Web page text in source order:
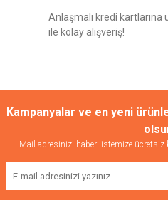
Anlaşmalı kredi
ile kolay alışveriş!
Kampanyalar ve en yeni
Mail adresinizi haber listemize ücretsiz